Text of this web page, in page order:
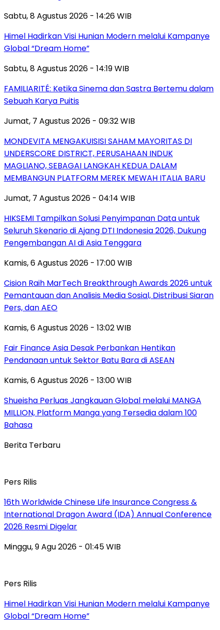
Sabtu, 8 Agustus 2026 - 14:26 WIB
Himel Hadirkan Visi Hunian Modern melalui Kampanye
Global “Dream Home”
Sabtu, 8 Agustus 2026 - 14:19 WIB
FAMILIARITÉ: Ketika Sinema dan Sastra Bertemu dalam
Sebuah Karya Puitis
Jumat, 7 Agustus 2026 - 09:32 WIB
MONDEVITA MENGAKUISISI SAHAM MAYORITAS DI
UNDERSCORE DISTRICT, PERUSAHAAN INDUK
MAGLIANO, SEBAGAI LANGKAH KEDUA DALAM
MEMBANGUN PLATFORM MEREK MEWAH ITALIA BARU
Jumat, 7 Agustus 2026 - 04:14 WIB
HIKSEMI Tampilkan Solusi Penyimpanan Data untuk
Seluruh Skenario di Ajang DTI Indonesia 2026, Dukung
Pengembangan AI di Asia Tenggara
Kamis, 6 Agustus 2026 - 17:00 WIB
Cision Raih MarTech Breakthrough Awards 2026 untuk
Pemantauan dan Analisis Media Sosial, Distribusi Siaran
Pers, dan AEO
Kamis, 6 Agustus 2026 - 13:02 WIB
Fair Finance Asia Desak Perbankan Hentikan
Pendanaan untuk Sektor Batu Bara di ASEAN
Kamis, 6 Agustus 2026 - 13:00 WIB
Shueisha Perluas Jangkauan Global melalui MANGA
MILLION, Platform Manga yang Tersedia dalam 100
Bahasa
Berita Terbaru
Pers Rilis
16th Worldwide Chinese Life Insurance Congress &
International Dragon Award (IDA) Annual Conference
2026 Resmi Digelar
Minggu, 9 Agu 2026 - 01:45 WIB
Pers Rilis
Himel Hadirkan Visi Hunian Modern melalui Kampanye
Global “Dream Home”